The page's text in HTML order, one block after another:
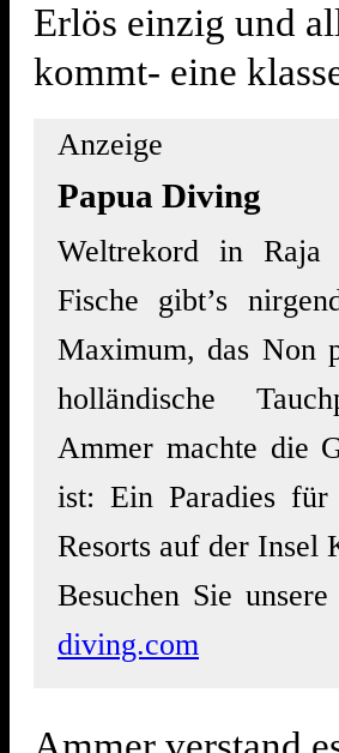
Erlös einzig und
kommt- eine
Anzeige
Papua Diving
Weltrekord in Raja
Fische gibt’s
Maximum, das Non
holländische
Ammer machte die
ist: Ein Paradies
Resorts auf der Insel
Besuchen Sie
diving.com